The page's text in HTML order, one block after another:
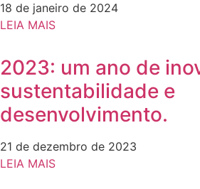
18 de janeiro de 2024
LEIA MAIS
2023: um ano de
sustentabilidade e
desenvolvimento.
21 de dezembro de 2023
LEIA MAIS